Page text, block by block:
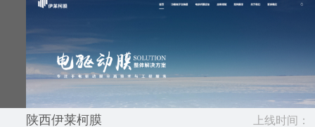
陕西伊莱柯膜 上线时间：